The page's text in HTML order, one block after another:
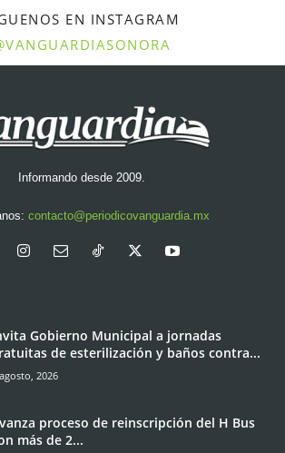
EN INSTAGRAM
Informando desde 2009.
contacto@periodicovanguardia.mx
Gobierno Municipal a jornadas
de esterilización y baños contra...
2026
proceso de reinscripción del H Bus
más de 2...